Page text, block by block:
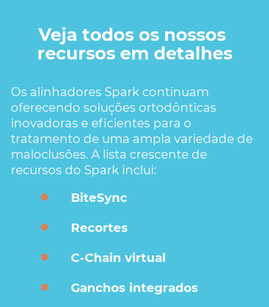
Veja todos os nossos
recursos em detalhes
Os alinhadores Spark continuam
oferecendo soluções ortodônticas
inovadoras e eficientes para o
tratamento de uma ampla variedade de
maloclusões. A lista crescente de
recursos do Spark inclui:
BiteSync
Recortes
C-Chain virtual
Ganchos integrados